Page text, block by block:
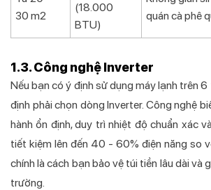
30 m2
(18.000
BTU)
quán cà phê
1.3. Công nghệ Inverter
Nếu bạn có ý định sử dụng máy lạnh trên 6
định phải chọn dòng Inverter. Công nghệ
hành ổn định, duy trì nhiệt độ chuẩn xác
tiết kiệm lên đến 40 - 60% điện năng so
chính là cách bạn bảo vệ túi tiền lâu dài và
trường.